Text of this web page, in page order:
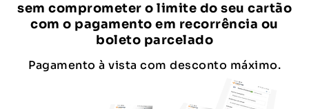
sem comprometer o limite do seu cartão
com o pagamento em recorrência ou
boleto parcelado
Pagamento à vista com desconto máximo.